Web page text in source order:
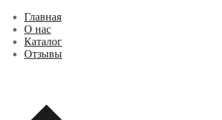
Перейти
содержимому
Меню
Закрыть
Главная
О нас
Каталог
Отзывы